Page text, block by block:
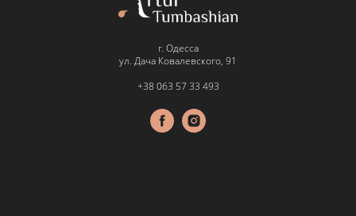
г. Одесса
ул. Дача Ковалевского, 91
+38 063 57 33 493